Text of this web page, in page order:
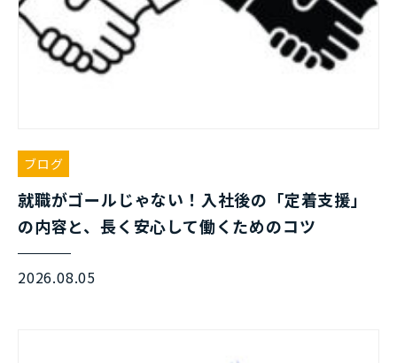
ブログ
就職がゴールじゃない！入社後の「定着支援」
の内容と、長く安心して働くためのコツ
2026.08.05